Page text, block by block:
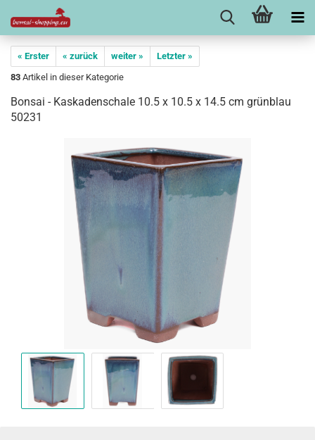
« Erster « zurück weiter »
Letzter »
83 Artikel in dieser Kategorie
Bonsai - Kaskadenschale 10.5 x 10.5 x 14.5 cm grünblau
50231